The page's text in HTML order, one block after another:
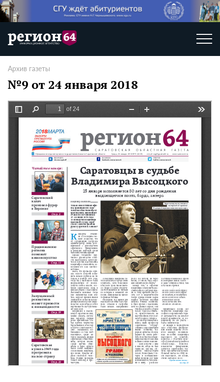
Архив газеты
№9 от 24 января 2018